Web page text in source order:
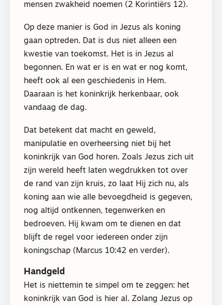
mensen zwakheid noemen (2 Korintiërs 12).
Op deze manier is God in Jezus als koning
gaan optreden. Dat is dus niet alleen een
kwestie van toekomst. Het is in Jezus al
begonnen. En wat er is en wat er nog komt,
heeft ook al een geschiedenis in Hem.
Daaraan is het koninkrijk herkenbaar, ook
vandaag de dag.
Dat betekent dat macht en geweld,
manipulatie en overheersing niet bij het
koninkrijk van God horen. Zoals Jezus zich uit
zijn wereld heeft laten wegdrukken tot over
de rand van zijn kruis, zo laat Hij zich nu, als
koning aan wie alle bevoegdheid is gegeven,
nog altijd ontkennen, tegenwerken en
bedroeven. Hij kwam om te dienen en dat
blijft de regel voor iedereen onder zijn
koningschap (Marcus 10:42 en verder).
Handgeld
Het is niettemin te simpel om te zeggen: het
koninkrijk van God is hier al. Zolang Jezus op